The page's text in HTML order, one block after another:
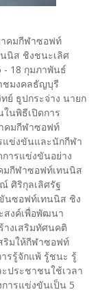
คมกีฬาซอฟท์
นิส ชิงชนะเลิศ
- 18 กุมภาพันธ์
ชมงคลธัญบุรี
ย์ ธูปกระจ่าง นายก
นพิธีเปิดการ
คมกีฬาซอฟท์
แข่งขันและนักกีฬา
ารแข่งขันอย่าง
มกีฬาซอฟท์เทนนิส
ศิริกุลเลิศรัฐ
นซอฟท์เทนนิส ชิง
สงค์เพื่อพัฒนา
งเสริมทัศนคติ
ริมให้กีฬาซอฟท์
รรู้จักแพ้ รู้ชนะ รู้
ประชาชนใช้เวลา
การแข่งขันเป็น 5